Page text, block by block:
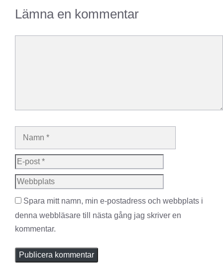
Lämna en kommentar
Namn
Spara mitt namn, min e-postadress och webbplats i
denna webbläsare till nästa gång jag skriver en
kommentar.